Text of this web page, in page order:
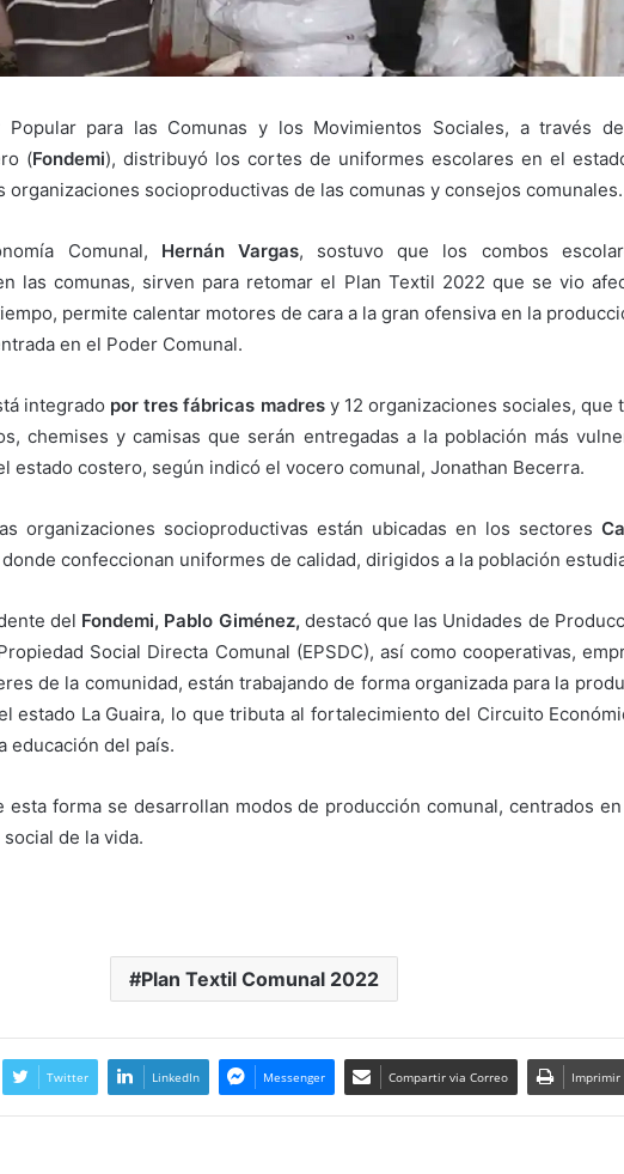
para las Comunas y los Movimientos Sociales, a través
(Fondemi), distribuyó los cortes de uniformes escolares en el
organizaciones socioproductivas de las comunas y consejos comunales.
Comunal, Hernán Vargas, sostuvo que los combos
las comunas, sirven para retomar el Plan Textil 2022 que se vio
permite calentar motores de cara a la gran ofensiva en la
en el Poder Comunal.
integrado por tres fábricas madresy 12 organizaciones sociales, que
chemises y camisas que serán entregadas a la población más
estado costero, según indicó el vocero comunal, Jonathan Becerra.
organizaciones socioproductivas están ubicadas en los sectores
confeccionan uniformes de calidad, dirigidos a la población
del Fondemi, Pablo Giménez, destacó que las Unidades de
Social Directa Comunal (EPSDC), así como cooperativas,
de la comunidad, están trabajando de forma organizada para la
estado La Guaira, lo que tributa al fortalecimiento del Circuito
educación del país.
esta forma se desarrollan modos de producción comunal, centrados
de la vida.
Plan Textil Comunal 2022
Twitter LinkedIn Messenger Compartir via Correo Imprimir